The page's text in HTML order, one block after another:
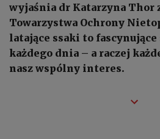
wyjaśnia dr Katarzyna Thor
Towarzystwa Ochrony
latające ssaki to
każdego dnia – a raczej
nasz wspólny interes.